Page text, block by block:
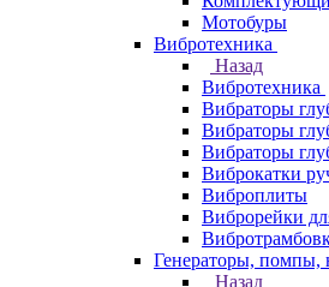
Мотобуры
Вибротехника
Назад
Вибротехника
Вибраторы
Вибраторы
Вибраторы
Виброкатки
Виброплиты
Виброрейки
Генераторы, помпы,
Назад